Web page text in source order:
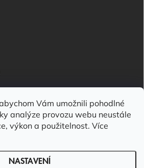
Vám umožnili pohodlné
analýze provozu webu neustále
výkon a použitelnost. Více
NASTAVENÍ